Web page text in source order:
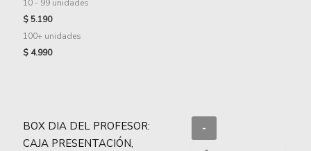
10 - 99 unidades
$5.190
100+ unidades
$ 4.990
BOX DIA DEL PROFESOR:
CAJA PRESENTACIÓN,
-